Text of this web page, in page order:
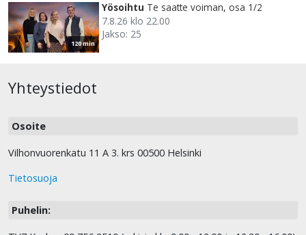
120 min
Yösoihtu Te saatte voiman, osa 1/2
7.8.26 klo 22.00
Jakso: 25
Yhteystiedot
Osoite
Vilhonvuorenkatu 11 A 3. krs 00500 Helsinki
Tietosuoja
Puhelin: